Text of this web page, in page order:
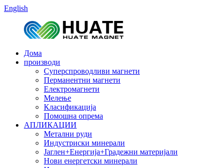
English
Дома
производи
Суперспроводливи магнети
Перманентни магнети
Електромагнети
Мелење
Класификација
Помошна опрема
АПЛИКАЦИИ
Метални руди
Индустриски минерали
Јаглен+Енергија+Градежни материјали
Нови енергетски минерали